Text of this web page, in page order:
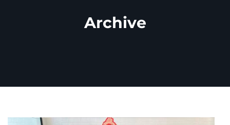
Archive